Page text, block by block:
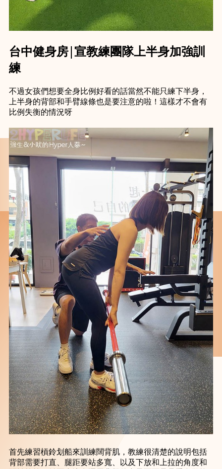
台中健身房│宣教練團隊上半身加強訓
練
不過女孩們想要全身比例好看的話當然不能只練下半身，
上半身的背部和手臂線條也是要注意的啦！這樣才不會有
比例失衡的情況呀
首先練習槓鈴划船來訓練闊背肌，教練很清楚的說明包括
背部需要打直、腿距要站多寬、以及下放和上拉的角度和